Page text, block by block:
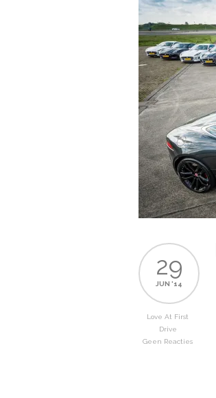
29
JUN '14
Love At First
Drive
Geen Reacties